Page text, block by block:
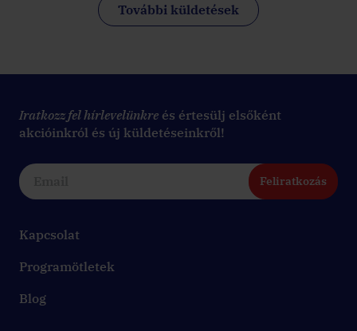
További küldetések
Iratkozz fel hírlevelünkre és értesülj elsőként
akcióinkról és új küldetéseinkről!
Feliratkozás
Kapcsolat
Programötletek
Blog